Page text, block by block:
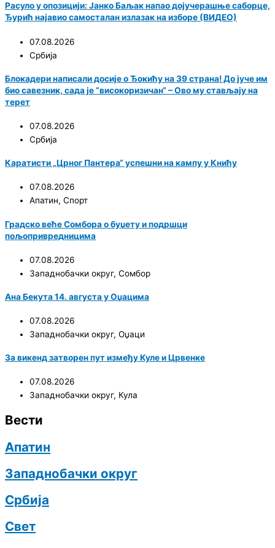
Расуло у опозицији: Јанко Баљак напао дојучерашње саборце,
Ђурић најавио самосталан излазак на изборе (ВИДЕО)
07.08.2026
Србија
Блокадери написали досије о Ђокићу на 39 страна! До јуче им
био савезник, сада је “високоризичан“ – Ово му стављају на
терет
07.08.2026
Србија
Каратисти „Црног Пантера“ успешни на кампу у Книћу
07.08.2026
Апатин, Спорт
Градско веће Сомбора о буџету и подршци
пољопривредницима
07.08.2026
Западнобачки округ, Сомбор
Ана Бекута 14. августа у Оџацима
07.08.2026
Западнобачки округ, Оџаци
За викенд затворен пут између Куле и Црвенке
07.08.2026
Западнобачки округ, Кула
Вести
Апатин
Западнобачки округ
Србија
Свет